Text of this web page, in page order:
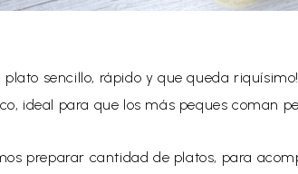
plato sencillo, rápido y que queda
ideal para que los más peques coman
preparar cantidad de platos, para